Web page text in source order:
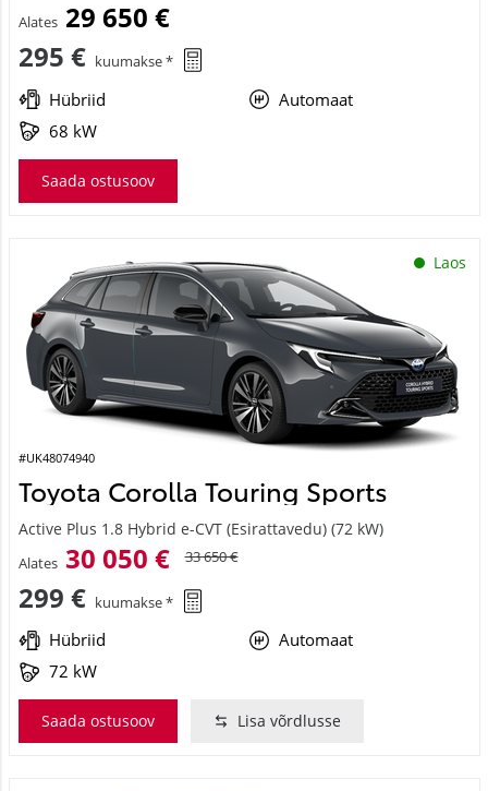
Alates 29 650 €
295 € kuumakse *
Hübriid
Automaat
68 kW
Saada ostusoov
Laos
#UK48074940
Toyota Corolla Touring Sports
Active Plus 1.8 Hybrid e-CVT (Esirattavedu) (72 kW)
Alates 30 050 € 33 650 €
299 € kuumakse *
Hübriid
Automaat
72 kW
Saada ostusoov Lisa võrdlusse